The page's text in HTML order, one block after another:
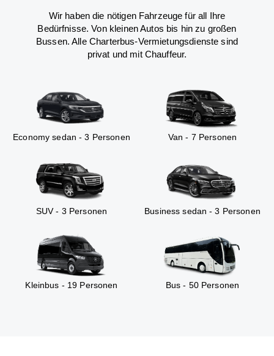
Wir haben die nötigen Fahrzeuge für all Ihre
Bedürfnisse. Von kleinen Autos bis hin zu großen
Bussen. Alle Charterbus-Vermietungsdienste sind
privat und mit Chauffeur.
Economy sedan - 3 Personen Van - 7 Personen
SUV - 3 Personen Business sedan - 3 Personen
Kleinbus - 19 Personen Bus - 50 Personen